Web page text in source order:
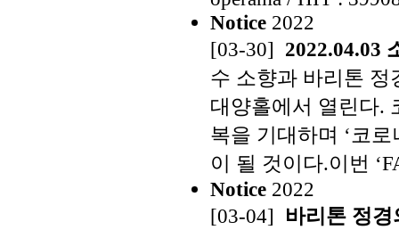
Notice 2022
[03-30] 2022.04.03
소향과 바리톤 정경
양홀에서 열린다. 코
을 기대하며 ‘코로
될 것이다.이번
Notice 2022
[03-04]
바리톤 정